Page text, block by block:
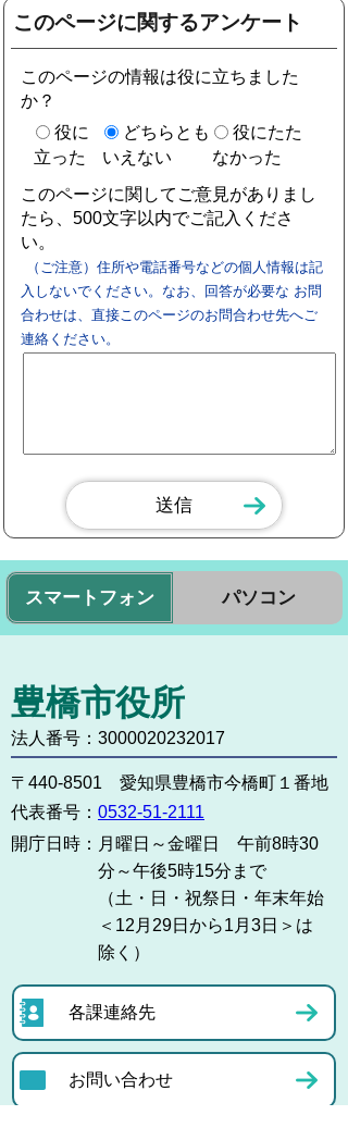
このページに関するアンケート
このページの情報は役に立ちました
か？
役に
立った
どちらとも
いえない
役にたた
なかった
このページに関してご意見がありまし
たら、500文字以内でご記入くださ
い。
（ご注意）住所や電話番号などの個人情報は記
入しないでください。なお、回答が必要な お問
合わせは、直接このページのお問合わせ先へご
連絡ください。
スマートフォン パソコン
豊橋市役所
法人番号：3000020232017
〒440-8501 愛知県豊橋市今橋町１番地
代表番号： 0532-51-2111
開庁日時： 月曜日～金曜日 午前8時30
分～午後5時15分まで
（土・日・祝祭日・年末年始
＜12月29日から1月3日＞は
除く）
各課連絡先
お問い合わせ